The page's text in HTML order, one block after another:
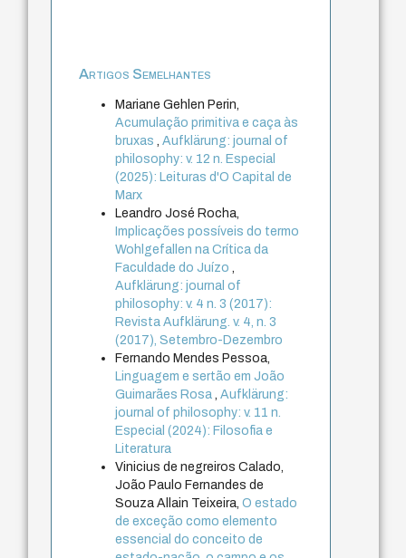
Artigos Semelhantes
Mariane Gehlen Perin,
Acumulação primitiva e caça às
bruxas,Aufklärung: journal of
philosophy: v. 12 n. Especial
(2025): Leituras d'O Capital de
Marx
Leandro José Rocha,
Implicações possíveis do termo
Wohlgefallen na Crítica da
Faculdade do Juízo,
Aufklärung: journal of
philosophy: v. 4 n. 3 (2017):
Revista Aufklärung. v. 4, n. 3
(2017), Setembro-Dezembro
Fernando Mendes Pessoa,
Linguagem e sertão em João
Guimarães Rosa,Aufklärung:
journal of philosophy: v. 11 n.
Especial (2024): Filosofia e
Literatura
Vinicius de negreiros Calado,
João Paulo Fernandes de
Souza Allain Teixeira,O estado
de exceção como elemento
essencial do conceito de